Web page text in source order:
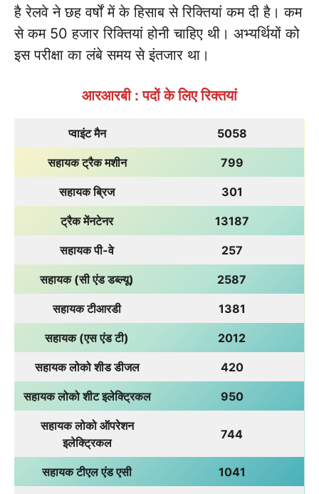
है रेलवे ने छह वर्षों में के हिसाब से रिक्तियां कम दी है। कम
से कम 50 हजार रिक्तियां होनी चाहिए थी। अभ्यर्थियों को
इस परीक्षा का लंबे समय से इंतजार था।
आरआरबी : पदों के लिए रिक्तयां
प्वाइंट मैन 5058
सहायक ट्रैक मशीन 799
सहायक ब्रिज 301
ट्रैक मेंनटेनर 13187
सहायक पी-वे 257
सहायक (सी एंड डब्ल्यू) 2587
सहायक टीआरडी 1381
सहायक (एस एंड टी) 2012
सहायक लोको शीड डीजल 420
सहायक लोको शीट इलेक्ट्रिकल 950
सहायक लोको ऑपरेशन
इलेक्ट्रिकल
744
सहायक टीएल एंड एसी 1041